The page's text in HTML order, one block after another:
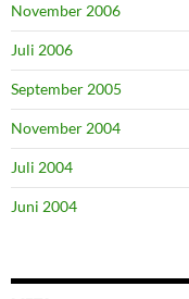
November 2006
Juli 2006
September 2005
November 2004
Juli 2004
Juni 2004